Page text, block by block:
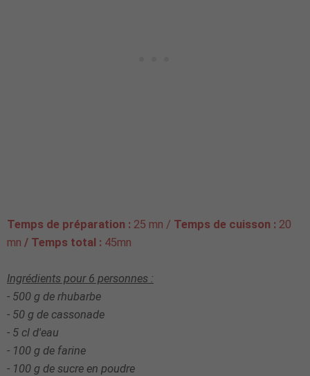
Temps de préparation : 25 mn / Temps de cuisson : 20
mn / Temps total : 45mn
Ingrédients pour 6 personnes :
- 500 g de rhubarbe
- 50 g de cassonade
- 5 cl d'eau
- 100 g de farine
- 100 g de sucre en poudre